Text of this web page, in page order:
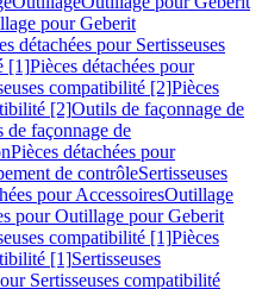
pour Geberit
détachées pour Sertisseuses
[1]Pièces détachées pour
compatibilité [2]Pièces
[2]Outils de façonnage de
de façonnage de
Pièces détachées pour
de contrôleSertisseuses
pour AccessoiresOutillage
pour Outillage pour Geberit
compatibilité [1]Pièces
[1]Sertisseuses
Sertisseuses compatibilité